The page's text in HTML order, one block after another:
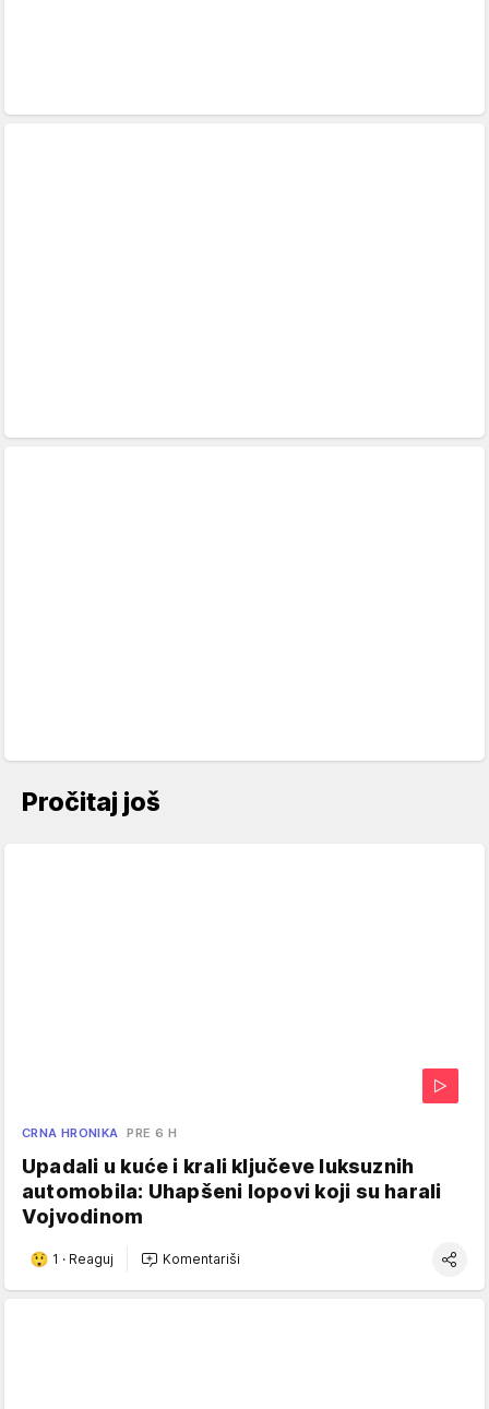
Pročitaj još
CRNA HRONIKA PRE 6 H
Upadali u kuće i krali ključeve luksuznih
automobila: Uhapšeni lopovi koji su harali
Vojvodinom
1 · Reaguj Komentariši